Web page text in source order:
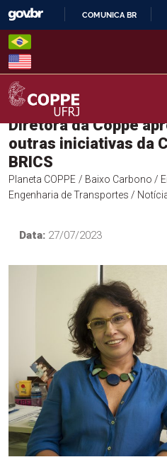
Skip
content
O
COMUNICA BR
COPPE – UFRJ
Diretora da Coppe
outras iniciativas da
BRICS
Planeta COPPE / Baixo Carbono /
Engenharia de Transportes /
Data: 27/07/2023